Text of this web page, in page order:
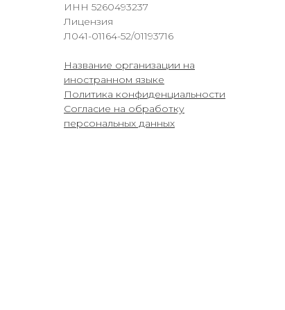
ИНН 5260493237
Лицензия
Л041-01164-52/01193716
Название организации на
иностранном языке
Политика конфиденциальности
Согласие на обработку
персональных данных